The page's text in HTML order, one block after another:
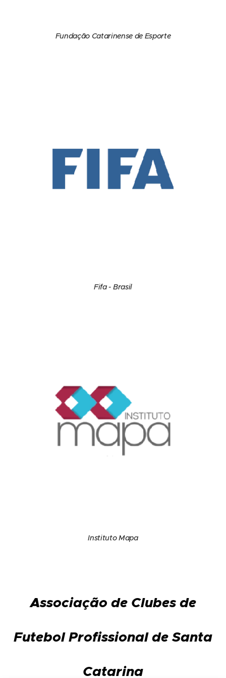
Fundação Catarinense de Esporte
Fifa - Brasil
Instituto Mapa
Associação de Clubes de
Futebol Profissional de Santa
Catarina